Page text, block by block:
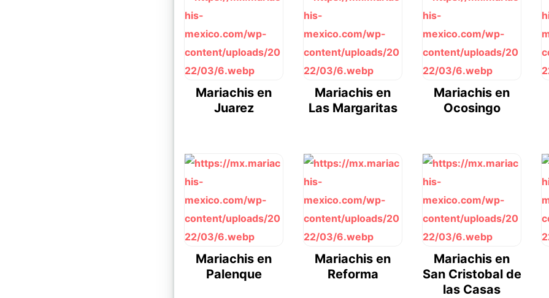
Mariachis en
Juarez
Mariachis en
Las Margaritas
Mariachis en
Ocosingo
Mariachis en
Palenque
Mariachis en
Reforma
Mariachis en
San Cristobal de
las Casas